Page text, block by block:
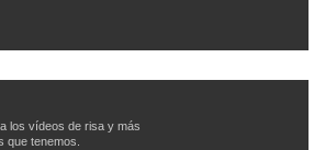
los vídeos de risa y más
que tenemos.